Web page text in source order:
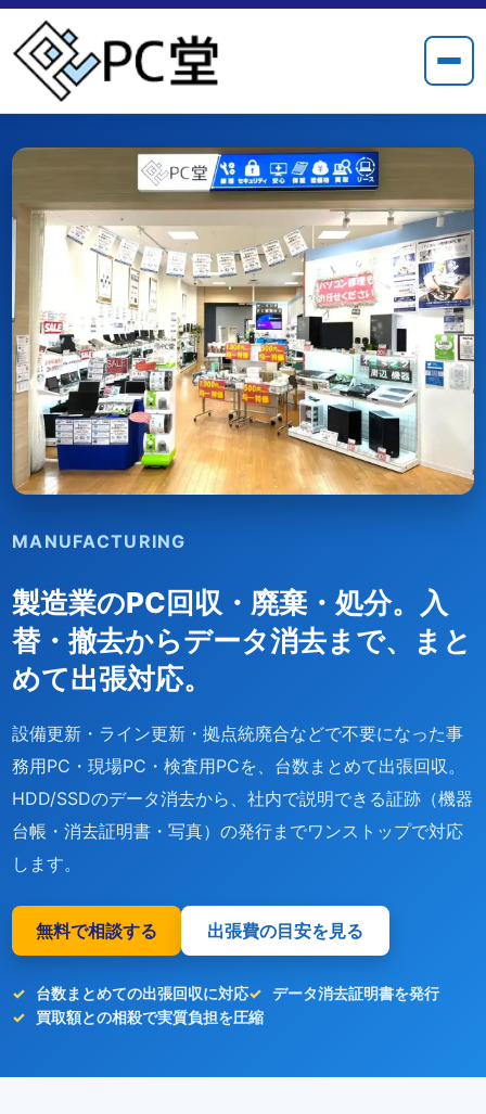
MANUFACTURING
製造業のPC回収・廃棄・処分。
入
替・撤去からデータ消去まで、まと
めて出張対応。
設備更新・ライン更新・拠点統廃合などで不要になった事
務用PC・現場PC・検査用PCを、台数まとめて出張回収。
HDD/SSDのデータ消去から、社内で説明できる証跡（機器
台帳・消去証明書・写真）の発行までワンストップで対応
します。
無料で相談する 出張費の目安を見る
台数まとめての出張回収に対応
データ消去証明書を発行
買取額との相殺で実質負担を圧縮